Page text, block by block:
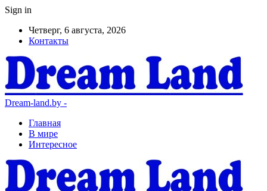
Sign in
Четверг, 6 августа, 2026
Контакты
Dream-land.by -
Главная
В мире
Интересное